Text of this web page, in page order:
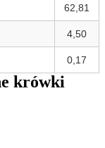
62,81
4,50
0,17
krówki